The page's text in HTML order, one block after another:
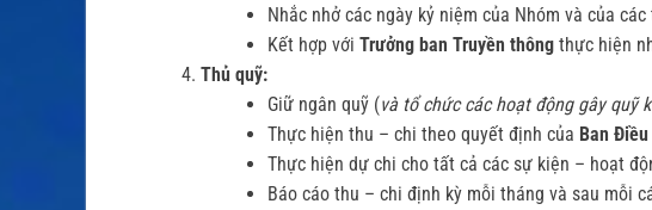
Nhắc nhở các ngày kỷ niệm của Nhóm và của
Kết hợp với Trưởng ban Truyền thông thực hiện
Thủ quỹ:
Giữ ngân quỹ (và tổ chức các hoạt động gây quỹ
Thực hiện thu – chi theo quyết định của Ban Điều
Thực hiện dự chi cho tất cả các sự kiện – hoạt
Báo cáo thu – chi định kỳ mỗi tháng và sau mỗi